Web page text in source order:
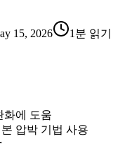
15, 2026 1분 읽기
화에 도움
압박 기법 사용